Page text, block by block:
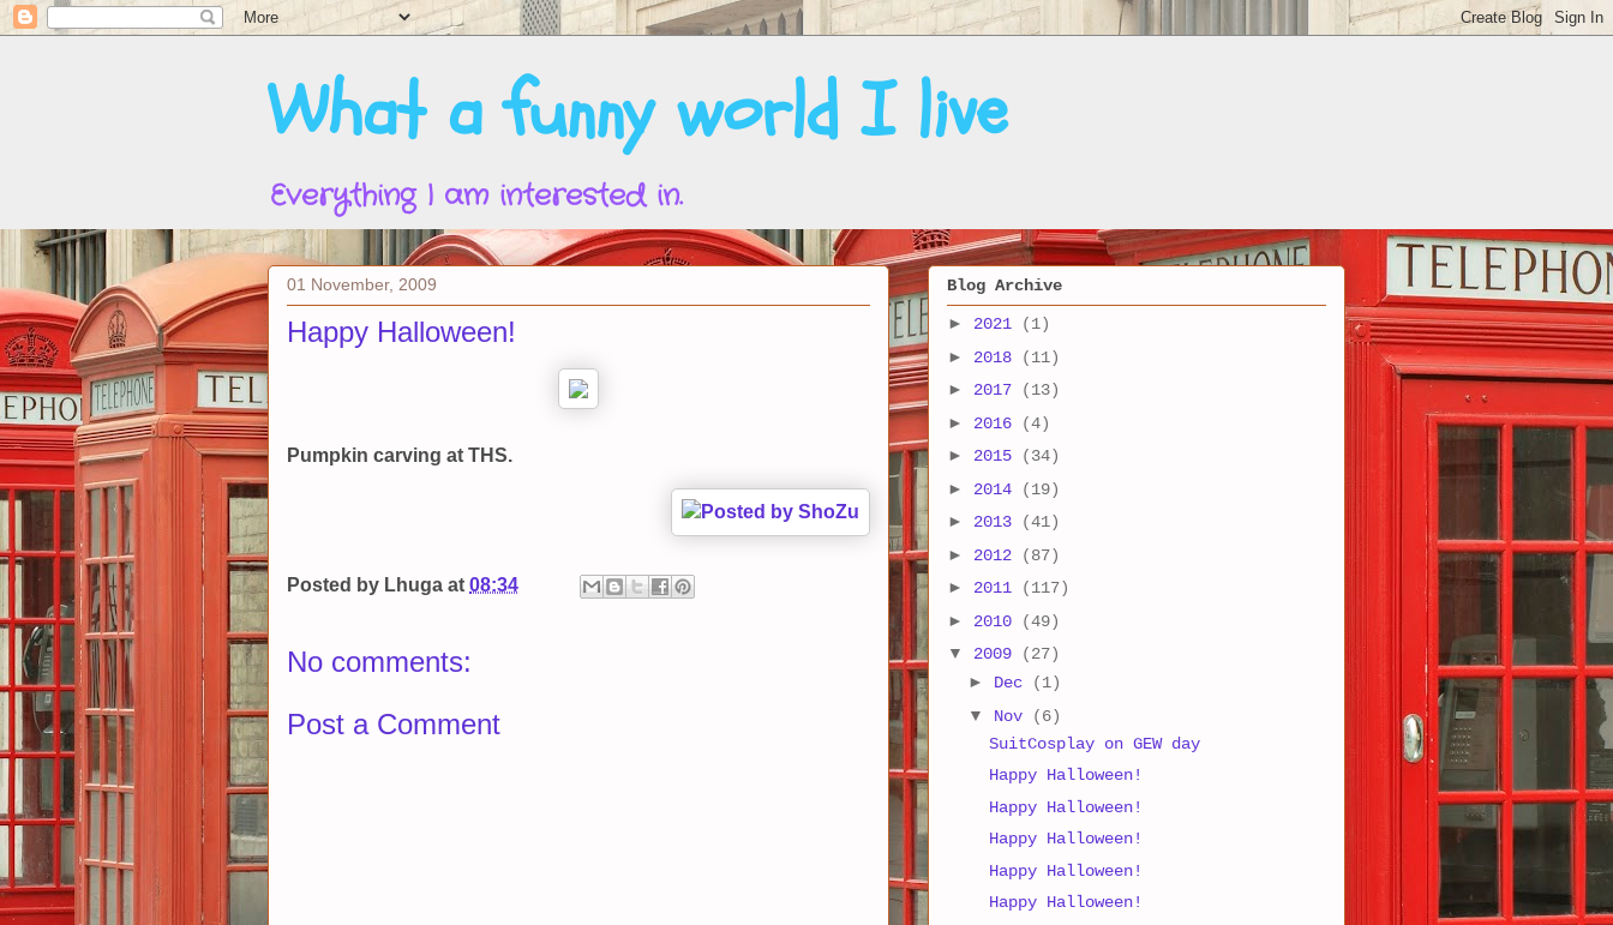
What a funny world I live
Everything I am interested in.
01 November, 2009
Happy Halloween!
Pumpkin carving at THS.
Posted by Lhuga at 08:34
No comments:
Post a Comment
Blog Archive
► 2021
(1)
► 2018
(11)
► 2017
(13)
► 2016
(4)
► 2015
(34)
► 2014
(19)
► 2013
(41)
► 2012
(87)
► 2011
(117)
► 2010
(49)
▼ 2009
(27)
► Dec
(1)
▼ Nov
(6)
SuitCosplay on GEW day
Happy Halloween!
Happy Halloween!
Happy Halloween!
Happy Halloween!
Happy Halloween!